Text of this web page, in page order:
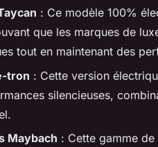
: Ce modèle 100%
que les marques de
tout en maintenant des
tron : Cette version
silencieuses,
Maybach : Cette gamme